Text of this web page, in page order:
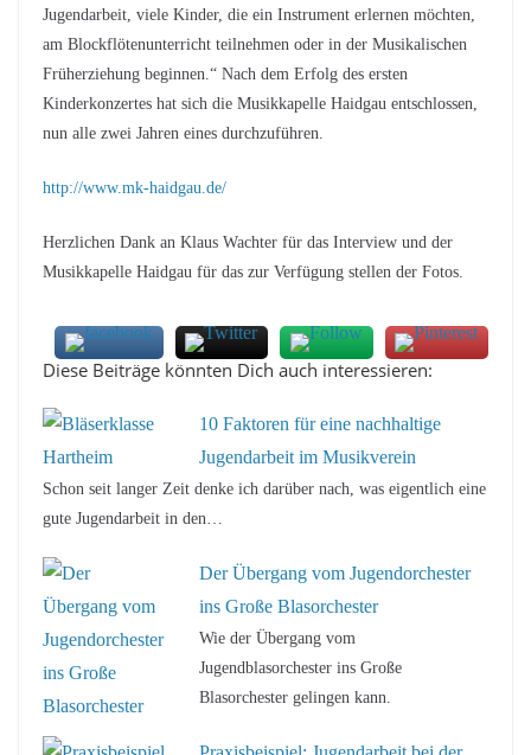
Jugendarbeit, viele Kinder, die ein Instrument erlernen möchten,
am Blockflötenunterricht teilnehmen oder in der Musikalischen
Früherziehung beginnen.“ Nach dem Erfolg des ersten
Kinderkonzertes hat sich die Musikkapelle Haidgau entschlossen,
nun alle zwei Jahren eines durchzuführen.
http://www.mk-haidgau.de/
Herzlichen Dank an Klaus Wachter für das Interview und der
Musikkapelle Haidgau für das zur Verfügung stellen der Fotos.
Diese Beiträge könnten Dich auch interessieren:
10 Faktoren für eine nachhaltige
Jugendarbeit im Musikverein
Schon seit langer Zeit denke ich darüber nach, was eigentlich eine
gute Jugendarbeit in den…
Der Übergang vom Jugendorchester
ins Große Blasorchester
Wie der Übergang vom
Jugendblasorchester ins Große
Blasorchester gelingen kann.